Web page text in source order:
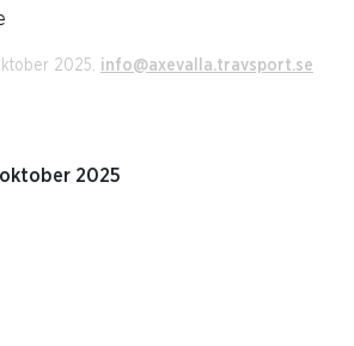
2025. info@axevalla.travsport.se
2025